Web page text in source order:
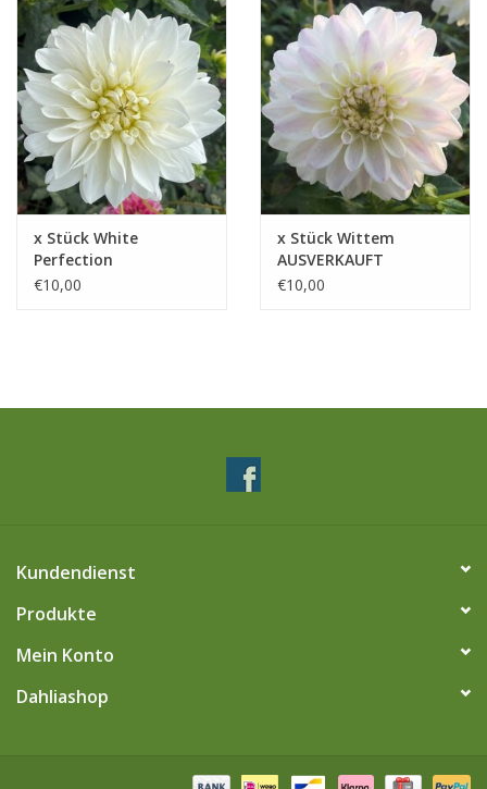
x Stück White
Perfection
AUSVERKAUFT
€10,00
x Stück Wittem
AUSVERKAUFT
€10,00
Kundendienst
Produkte
Mein Konto
Dahliashop